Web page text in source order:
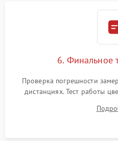
6. Финальное
Проверка погрешности
дистанциях. Тест работы
термограмм в память и
автономности работы и